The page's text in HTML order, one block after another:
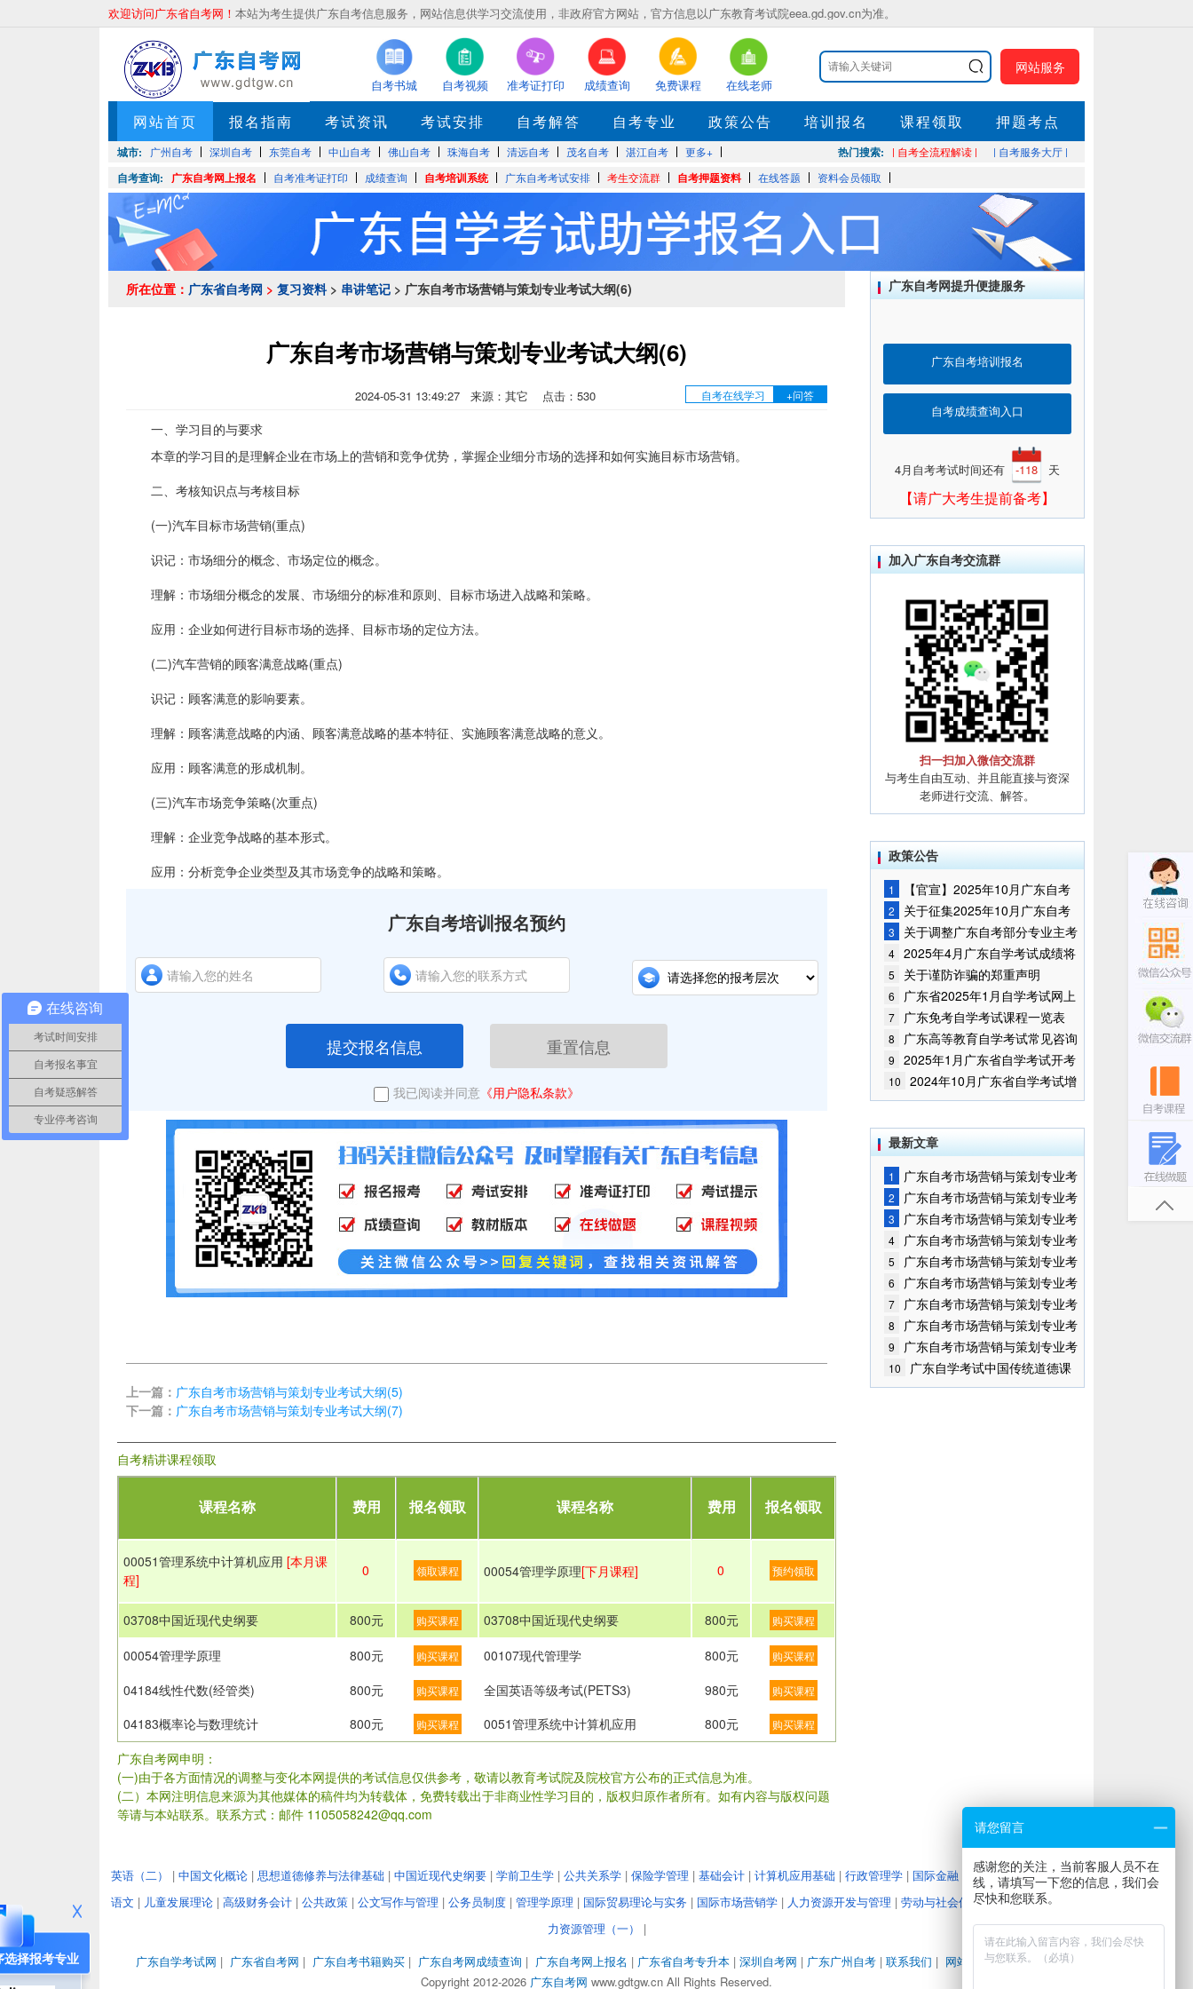
欢迎访问广东省自考网！ 本站为考生提供广东自考信息服务，网站信息供学习交流使用，非政府官方网站，官方信息以广东教育考试院eea.gd.gov.cn为准。
自考书城 自考视频 准考证打印 成绩查询 免费课程 在线老师
网站服务
网站首页 报名指南 考试资讯 考试安排 自考解答 自考专业 政策公告 培训报名 课程领取 押题考点
城市: 广州自考 深圳自考 东莞自考 中山自考 佛山自考 珠海自考 清远自考 茂名自考 湛江自考 更多+ 热门搜索: | 自考全流程解读 | | 自考服务大厅 |
自考查询: 广东自考网上报名 自考准考证打印 成绩查询 自考培训系统 广东自考考试安排 考生交流群 自考押题资料 在线答题 资料会员领取
所在位置： 广东省自考网 > 复习资料> 串讲笔记 > 广东自考市场营销与策划专业考试大纲(6)
广东自考市场营销与策划专业考试大纲(6)
2024-05-31 13:49:27 来源：其它 点击： 530 自考在线学习 +问答
一、学习目的与要求
本章的学习目的是理解企业在市场上的营销和竞争优势，掌握企业细分市场的选择和如何实施目标市场营销。
二、考核知识点与考核目标
(一)汽车目标市场营销(重点)
识记：市场细分的概念、市场定位的概念。
理解：市场细分概念的发展、市场细分的标准和原则、目标市场进入战略和策略。
应用：企业如何进行目标市场的选择、目标市场的定位方法。
(二)汽车营销的顾客满意战略(重点)
识记：顾客满意的影响要素。
理解：顾客满意战略的内涵、顾客满意战略的基本特征、实施顾客满意战略的意义。
应用：顾客满意的形成机制。
(三)汽车市场竞争策略(次重点)
理解：企业竞争战略的基本形式。
应用：分析竞争企业类型及其市场竞争的战略和策略。
广东自考培训报名预约
提交报名信息 重置信息
我已阅读并同意 《用户隐私条款》
上一篇： 广东自考市场营销与策划专业考试大纲(5)
下一篇： 广东自考市场营销与策划专业考试大纲(7)
自考精讲课程领取
课程名称 费用 报名领取 课程名称 费用 报名领取
00051管理系统中计算机应用 [本月课
程]
0 领取课程 00054管理学原理[下月课程] 0 预约领取
03708中国近现代史纲要 800元 购买课程 03708中国近现代史纲要 800元 购买课程
00054管理学原理 800元 购买课程 00107现代管理学 800元 购买课程
04184线性代数(经管类) 800元 购买课程 全国英语等级考试(PETS3) 980元 购买课程
04183概率论与数理统计 800元 购买课程 0051管理系统中计算机应用 800元 购买课程
广东自考网申明：
(一)由于各方面情况的调整与变化本网提供的考试信息仅供参考，敬请以教育考试院及院校官方公布的正式信息为准。
(二）本网注明信息来源为其他媒体的稿件均为转载体，免费转载出于非商业性学习目的，版权归原作者所有。如有内容与版权问题
等请与本站联系。联系方式：邮件 1105058242@qq.com
广东自考网提升便捷服务
广东自考培训报名
自考成绩查询入口
4月自考考试时间还有 -118 天
【请广大考生提前备考】
加入广东自考交流群
扫一扫加入微信交流群
与考生自由互动、并且能直接与资深
老师进行交流、解答。
政策公告
1
【官宣】2025年10月广东自考
报名时间通知
2
关于征集2025年10月广东自考
增加开考停考专业部分课程意向的
通告
3
关于调整广东自考部分专业主考
学校的通知
4 2025年4月广东自学考试成绩将
于5月9日公布
5 关于谨防诈骗的郑重声明
6
广东省2025年1月自学考试网上
报名报考须知
7 广东免考自学考试课程一览表
8
广东高等教育自学考试常见咨询
问题
9
2025年1月广东省自学考试开考
课程考试时间安排和使用教材的通
知
10
2024年10月广东省自学考试增
加一门开考课程的通告
最新文章
1
广东自考市场营销与策划专业考
试大纲(8)
2
广东自考市场营销与策划专业考
试大纲(7)
3
广东自考市场营销与策划专业考
试大纲(6)
4
广东自考市场营销与策划专业考
试大纲(5)
5
广东自考市场营销与策划专业考
试大纲(4)
6
广东自考市场营销与策划专业考
试大纲(3)
7
广东自考市场营销与策划专业考
试大纲(2)
8
广东自考市场营销与策划专业考
试大纲(1)
9
广东自考市场营销与策划专业考
试大纲(1)
10
广东自学考试中国传统道德课
程考试大纲(3)
选择报考专业
英语（二） | 中国文化概论 | 思想道德修养与法律基础 | 中国近现代史纲要 | 学前卫生学 | 公共关系学 | 保险学管理 | 基础会计 | 计算机应用基础 | 行政管理学 | 国际金融 教育管理心理学|大学
语文 | 儿童发展理论 | 高级财务会计 | 公共政策 | 公文写作与管理 | 公务员制度 | 管理学原理 | 国际贸易理论与实务 | 国际市场营销学 | 人力资源开发与管理 | 劳动与社会保障|企业经营战略
力资源管理（一）
|
广东自学考试网 | 广东省自考网 | 广东自考书籍购买 | 广东自考网成绩查询 | 广东自考网上报名 | 广东省自考专升本 | 深圳自考网 | 广东广州自考 | 联系我们 | 网站地图|地图路径|
Copyright 2012-2026 广东自考网 www.gdtgw.cn All Rights Reserved.
在线咨询
考试时间安排
自考报名事宜
自考疑惑解答
专业停考咨询
请您留言
感谢您的关注，当前客服人员不在
线，请填写一下您的信息，我们会
尽快和您联系。